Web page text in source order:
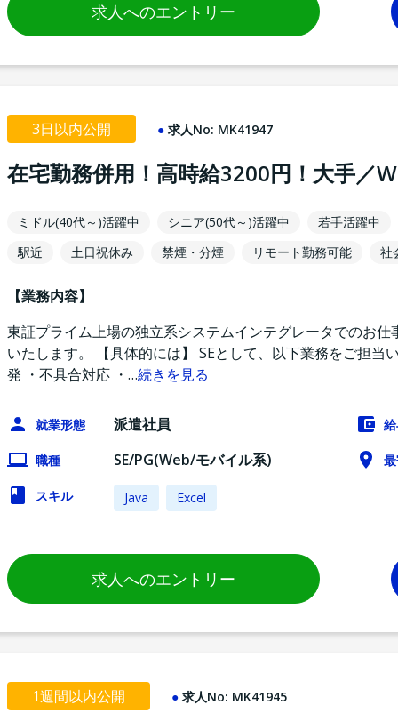
求人へのエントリー
3日以内公開 求人No: MK41947
在宅勤務併用！高時給3200円！大手／
ミドル(40代～)活躍中 シニア(50代～)活躍中
若手活躍中
駅近
土日祝休み 禁煙・分煙 リモート勤務可能 社
【業務内容】
東証プライム上場の独立系システムインテグレータでのお
いたします。 【具体的には】 SEとして、以下業務をご担
発 ・不具合対応 ・ …続きを見る
就業形態 派遣社員
職種 SE/PG(Web/モバイル系)
スキル Java Excel
求人へのエントリー
1週間以内公開 求人No: MK41945